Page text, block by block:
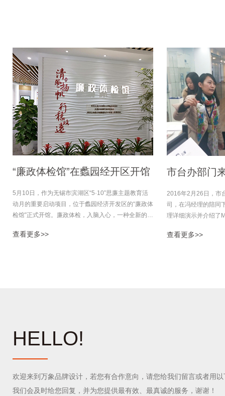
“廉政体检馆”在蠡园经开区开馆
5月10日，作为无锡市滨湖区“5·10”思廉主题教育活
动月的重要启动项目，位于蠡园经济开发区的“廉政体
检馆”正式开馆。廉政体检，入脑入心，一种全新的廉
边。
查看更多>>
市台办部门
2016年2月26日，市
司，在冯经理的陪同
理详细演示并介绍了
查看更多>>
HELLO!
欢迎来到万象品牌设计，若您有合作意向，请您给我们留言或者用
我们会及时给您回复，并为您提供最有效、最真诚的服务，谢谢！